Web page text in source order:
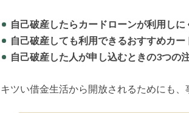
自己破産したらカードローンが利用しに
自己破産しても利用できるおすすめカー
自己破産した人が申し込むときの3つの
キツい借金生活から開放されるためにも